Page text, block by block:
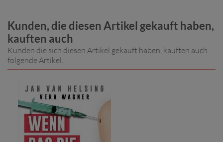
Kunden, die diesen Artikel gekauft haben,
kauften auch
Kunden die sich diesen Artikel gekauft haben, kauften auch
folgende Artikel.